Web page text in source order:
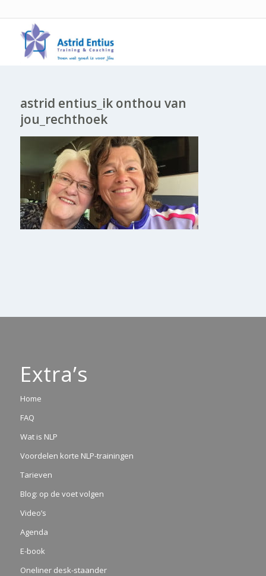
astrid entius_ik onthou van
jou_rechthoek
Extra’s
Home
FAQ
Wat is NLP
Voordelen korte NLP-trainingen
Tarieven
Blog: op de voet volgen
Video’s
Agenda
E-book
Oneliner desk-staander